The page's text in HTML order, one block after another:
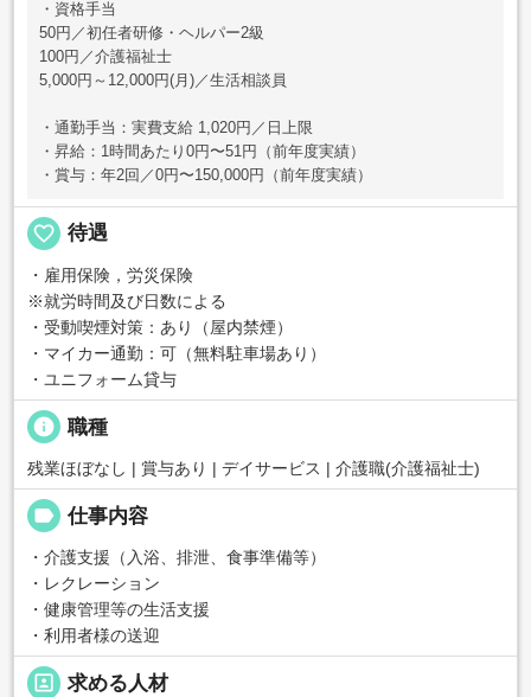
・資格手当
50円／初任者研修・ヘルパー2級
100円／介護福祉士
5,000円～12,000円(月)／生活相談員
・通勤手当：実費支給 1,020円／日上限
・昇給：1時間あたり0円〜51円（前年度実績）
・賞与：年2回／0円〜150,000円（前年度実績）
favorite_border 待遇
・雇用保険，労災保険
※就労時間及び日数による
・受動喫煙対策：あり（屋内禁煙）
・マイカー通勤：可（無料駐車場あり）
・ユニフォーム貸与
info 職種
残業ほぼなし | 賞与あり | デイサービス | 介護職(介護福祉士)
label 仕事内容
・介護支援（入浴、排泄、食事準備等）
・レクレーション
・健康管理等の生活支援
・利用者様の送迎
portrait 求める人材